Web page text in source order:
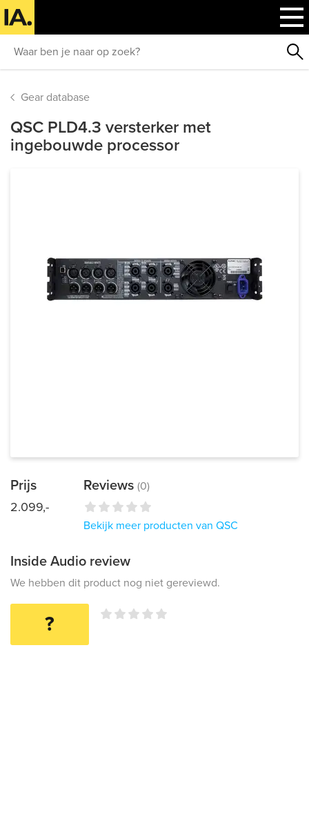
Gear database
QSC PLD4.3 versterker met
ingebouwde processor
Prijs
2.099,-
Reviews (0)
Bekijk meer producten van QSC
Inside Audio review
We hebben dit product nog niet gereviewd.
?